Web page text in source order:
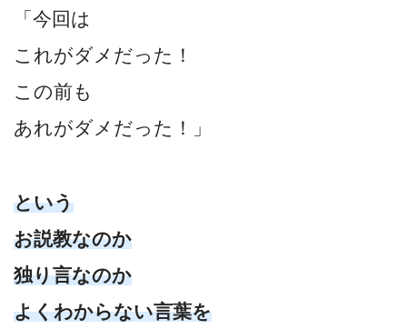
「今回は
これがダメだった！
この前も
あれがダメだった！」
という
お説教なのか
独り言なのか
よくわからない言葉を